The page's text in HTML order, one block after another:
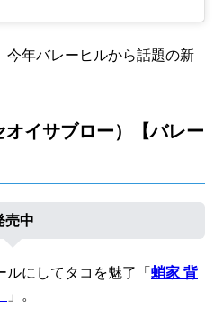
今年バレーヒルから話題の新
イサブロー）【バレー
売中
にしてタコを魅了「 蛸家 背
」。